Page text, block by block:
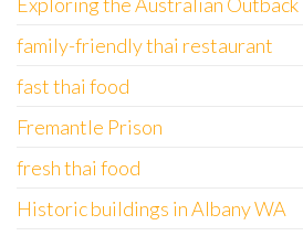
family-friendly thai restaurant
fast thai food
Fremantle Prison
fresh thai food
Historic buildings in Albany WA